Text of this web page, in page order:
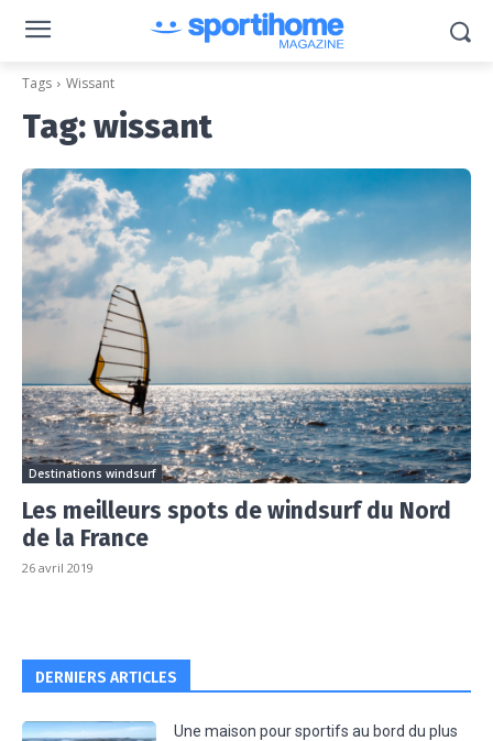
Tags Wissant
Tag:wissant
Destinations windsurf
Les meilleurs spots de windsurf du Nord
de la France
26 avril 2019
DERNIERS ARTICLES
Une maison pour sportifs au bord du plus